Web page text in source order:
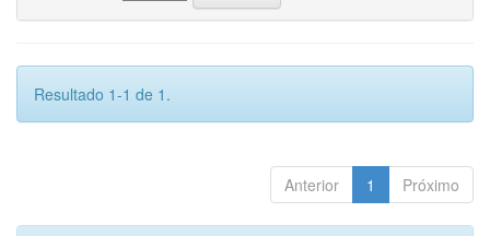
Resultado 1-1 de 1.
Anterior 1 Próximo